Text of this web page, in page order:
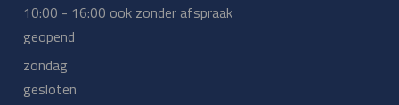
10:00 - 16:00 ook zonder afspraak
geopend
zondag
gesloten